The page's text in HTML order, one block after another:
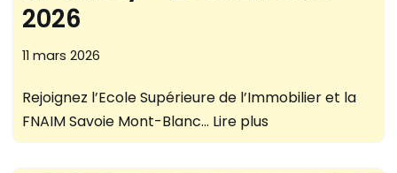
2026
11 mars 2026
Rejoignez l’Ecole Supérieure de l’Immobilier et la
FNAIM Savoie Mont-Blanc… Lire plus